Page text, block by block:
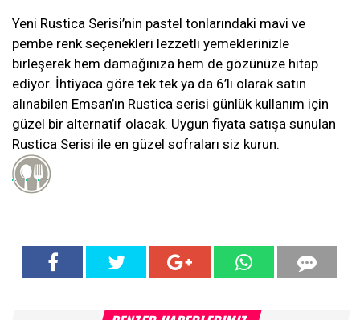
Yeni Rustica Serisi’nin pastel tonlarındaki mavi ve
pembe renk seçenekleri lezzetli yemeklerinizle
birleşerek hem damağınıza hem de gözünüze hitap
ediyor. İhtiyaca göre tek tek ya da 6’lı olarak satın
alınabilen Emsan’ın Rustica serisi günlük kullanım için
güzel bir alternatif olacak. Uygun fiyata satışa sunulan
Rustica Serisi ile en güzel sofraları siz kurun.